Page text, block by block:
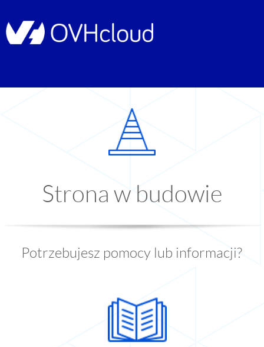
Strona w budowie
Potrzebujesz pomocy lub informacji?